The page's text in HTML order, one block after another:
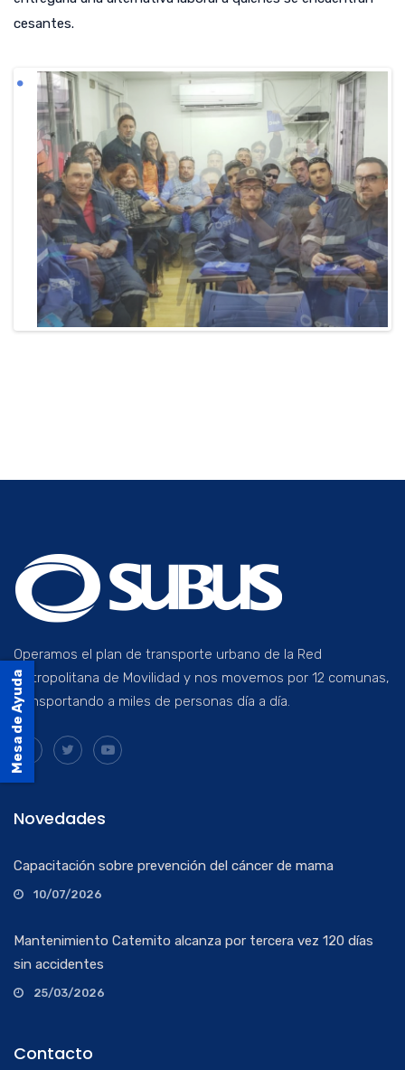
cesantes.
Operamos el plan de transporte urbano de la Red
Metropolitana de Movilidad y nos movemos por 12 comunas,
transportando a miles de personas día a día.
Novedades
Capacitación sobre prevención del cáncer de mama
10/07/2026
Mantenimiento Catemito alcanza por tercera vez 120 días
sin accidentes
25/03/2026
Contacto
Mesa de Ayuda